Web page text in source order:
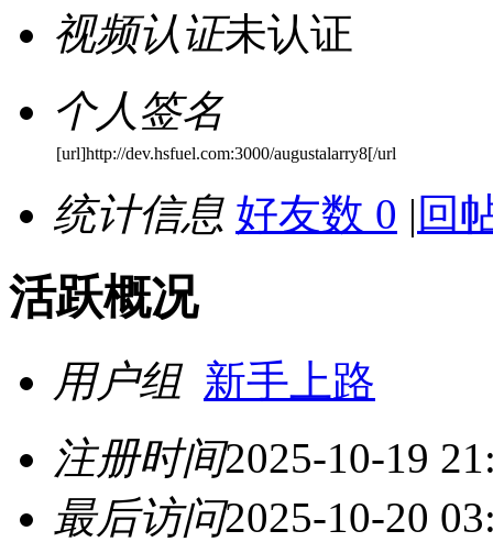
视频认证未认证
个人签名
[url]http://dev.hsfuel.com:3000/augustalarry8[/url
统计信息 好友数 0 | 回
活跃概况
用户组 新手上路
注册时间2025-10-19
最后访问2025-10-20